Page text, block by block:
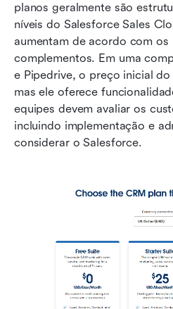
planos geralmente são
níveis do Salesforce Sales
aumentam de acordo com os
complementos. Em uma
e Pipedrive, o preço inicial
mas ele oferece
equipes devem avaliar os
incluindo implementação e
considerar o Salesforce.